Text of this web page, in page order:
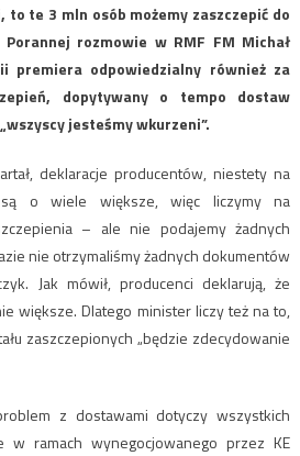
te 3 mln osób możemy zaszczepić do
rozmowie w RMF FM Michał
premiera odpowiedzialny również za
dopytywany o tempo dostaw
jesteśmy wkurzeni”.
deklaracje producentów, niestety na
o wiele większe, więc liczymy na
– ale nie podajemy żadnych
nie otrzymaliśmy żadnych dokumentów
Jak mówił, producenci deklarują, że
większe. Dlatego minister liczy też na to,
zaszczepionych „będzie zdecydowanie
z dostawami dotyczy wszystkich
w ramach wynegocjowanego przez KE